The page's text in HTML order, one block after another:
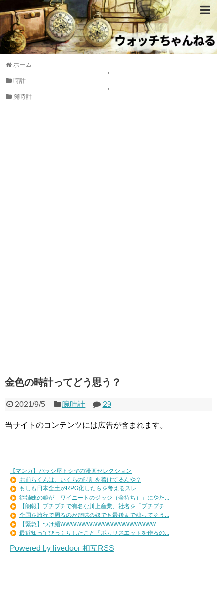
ホーム
時計
腕時計
金色の時計ってどう思う？
2021/9/5 腕時計 29
当サイトのコンテンツには広告が含まれます。
【マンガ】バラシ屋トシヤの漫画セレクション
お前らくんは、いくらの時計を着けてるんや？
もしも日本全土がRPG化したらを考えるスレ
従姉妹の娘が「ワイニートのジッジ（金持ち）」にやた...
【朗報】プチプチで有名な川上産業、社名を「プチプチ...
全国を旅行で周るのが趣味の奴でも最後まで残ってそう...
【緊急】つけ麺WWWWWWWWWWWWWWWWWW...
最近知ってびっくりしたこと『ポカリスエットを作るの...
Powered by livedoor 相互RSS